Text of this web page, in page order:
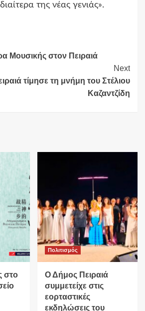
της νέας γενιάς».
Μουσικής στον Πειραιά
Next
τίμησε τη μνήμη του Στέλιου
Καζαντζίδη
στο
Πολιτισμός
Ο Δήμος Πειραιά
συμμετείχε στις
εορταστικές
εκδηλώσεις του